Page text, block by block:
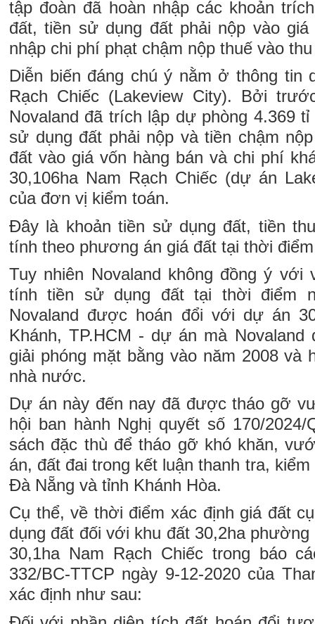
tập đoàn đã hoàn nhập các khoản
đất, tiền sử dụng đất phải nộp vào
nhập chi phí phạt chậm nộp thuế vào
Diễn biến đáng chú ý nằm ở thông tin
Rạch Chiếc (Lakeview City). Bởi
Novaland đã trích lập dự phòng 4.369
sử dụng đất phải nộp và tiền chậm
đất vào giá vốn hàng bán và chi phí
30,106ha Nam Rạch Chiếc (dự án
của đơn vị kiểm toán.
Đây là khoản tiền sử dụng đất, tiền
tính theo phương án giá đất tại thời
Tuy nhiên Novaland không đồng ý với
tính tiền sử dụng đất tại thời điểm
Novaland được hoán đổi với dự án
Khánh, TP.HCM - dự án mà
giải phóng mặt bằng vào năm 2008 và
nhà nước.
Dự án này đến nay đã được tháo gỡ
hội ban hành Nghị quyết số 170/
sách đặc thù để tháo gỡ khó khăn,
án, đất đai trong kết luận thanh tra,
Đà Nẵng và tỉnh Khánh Hòa.
Cụ thể, về thời điểm xác định giá đất
dụng đất đối với khu đất 30,2ha
30,1ha Nam Rạch Chiếc trong báo
332/BC-TTCP ngày 9-12-2020 của
xác định như sau: